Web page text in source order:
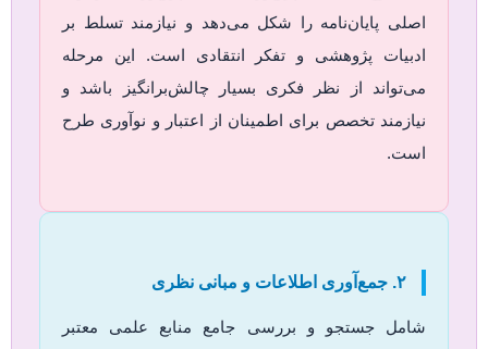
اصلی پایان‌نامه را شکل می‌دهد و نیازمند تسلط بر
ادبیات پژوهشی و تفکر انتقادی است. این مرحله
می‌تواند از نظر فکری بسیار چالش‌برانگیز باشد و
نیازمند تخصص برای اطمینان از اعتبار و نوآوری طرح
است.
۲. جمع‌آوری اطلاعات و مبانی نظری
شامل جستجو و بررسی جامع منابع علمی معتبر